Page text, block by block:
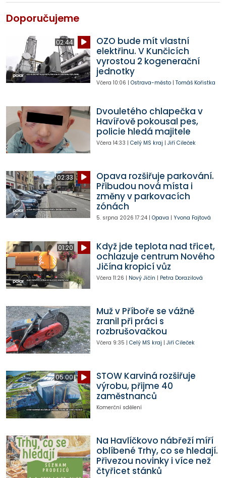
Doporučujeme
02:44
OZO bude mít vlastní
elektřinu. V Kunčicích
vyrostou 2 kogenerační
jednotky
Včera 10:06 | Ostrava-město| Tomáš Kořistka
Dvouletého chlapečka v
Havířově pokousal pes,
policie hledá majitele
Včera 14:33 | Celý MS kraj | Jiří Cileček
02:33
Opava rozšiřuje parkování.
Přibudou nová místa i
změny v parkovacích
zónách
5. srpna 2026 17:24| Opava | Yvona Fajtová
01:20
Když jde teplota nad třicet,
ochlazuje centrum Nového
Jičína kropicí vůz
Včera 11:26 | Nový Jičín | Petra Dorazilová
Muž v Příboře se vážně
zranil při práci s
rozbrušovačkou
Včera 9:35 | Celý MS kraj | Jiří Cileček
05:00
STOW Karviná rozšiřuje
výrobu, přijme 40
zaměstnanců
Komerční sdělení
Na Havlíčkovo nábřeží míří
oblíbené Trhy, co se hledají.
Přivezou novinky i více než
čtyřicet stánků